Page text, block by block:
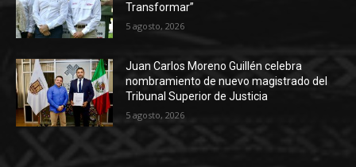
Transformar”
5 agosto, 2026
Juan Carlos Moreno Guillén celebra
nombramiento de nuevo magistrado del
Tribunal Superior de Justicia
5 agosto, 2026